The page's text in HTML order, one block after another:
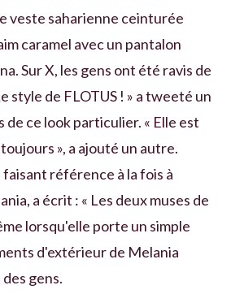
veste saharienne ceinturée
caramel avec un pantalon
Sur X, les gens ont été ravis de
style de FLOTUS ! » a tweeté un
ce look particulier. « Elle est
», a ajouté un autre.
référence à la fois à
a écrit : « Les deux muses de
lorsqu'elle porte un simple
d'extérieur de Melania
gens.